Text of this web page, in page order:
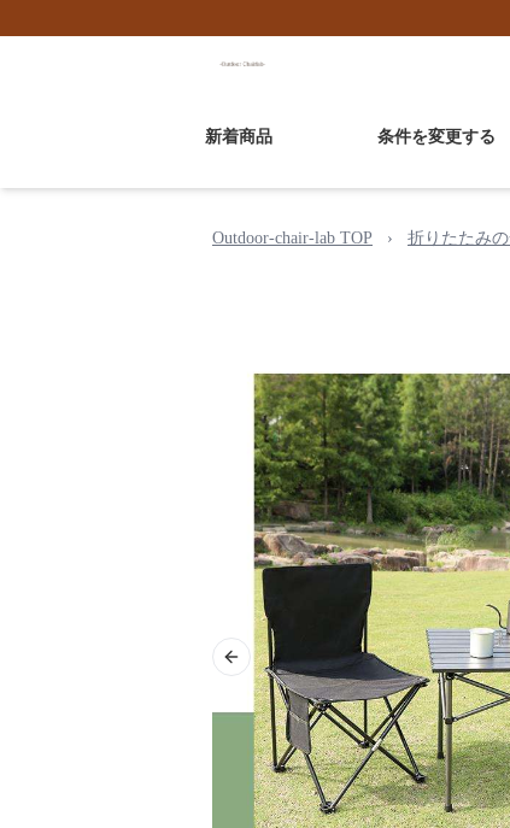
新着商品 条件を変更する
Outdoor-chair-lab TOP › 折りたたみ
Previous slide